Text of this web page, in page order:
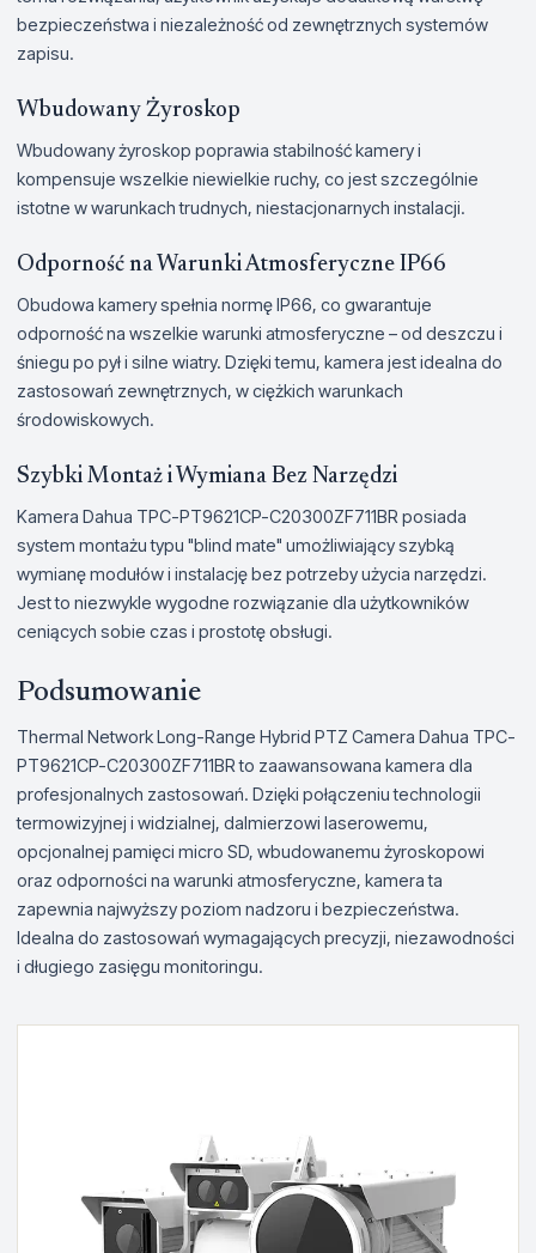
bezpieczeństwa i niezależność od zewnętrznych systemów
zapisu.
Wbudowany Żyroskop
Wbudowany żyroskop poprawia stabilność kamery i
kompensuje wszelkie niewielkie ruchy, co jest szczególnie
istotne w warunkach trudnych, niestacjonarnych instalacji.
Odporność na Warunki Atmosferyczne IP66
Obudowa kamery spełnia normę IP66, co gwarantuje
odporność na wszelkie warunki atmosferyczne – od deszczu i
śniegu po pył i silne wiatry. Dzięki temu, kamera jest idealna do
zastosowań zewnętrznych, w ciężkich warunkach
środowiskowych.
Szybki Montaż i Wymiana Bez Narzędzi
Kamera Dahua TPC-PT9621CP-C20300ZF711BR posiada
system montażu typu "blind mate" umożliwiający szybką
wymianę modułów i instalację bez potrzeby użycia narzędzi.
Jest to niezwykle wygodne rozwiązanie dla użytkowników
ceniących sobie czas i prostotę obsługi.
Podsumowanie
Thermal Network Long-Range Hybrid PTZ Camera Dahua TPC-
PT9621CP-C20300ZF711BR to zaawansowana kamera dla
profesjonalnych zastosowań. Dzięki połączeniu technologii
termowizyjnej i widzialnej, dalmierzowi laserowemu,
opcjonalnej pamięci micro SD, wbudowanemu żyroskopowi
oraz odporności na warunki atmosferyczne, kamera ta
zapewnia najwyższy poziom nadzoru i bezpieczeństwa.
Idealna do zastosowań wymagających precyzji, niezawodności
i długiego zasięgu monitoringu.